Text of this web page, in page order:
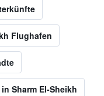
Flughafen
Sharm El-Sheikh